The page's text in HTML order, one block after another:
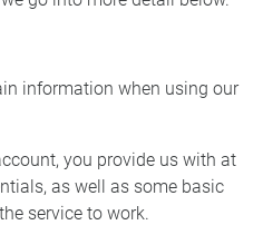
information when using our
you provide us with at
as well as some basic
service to work.